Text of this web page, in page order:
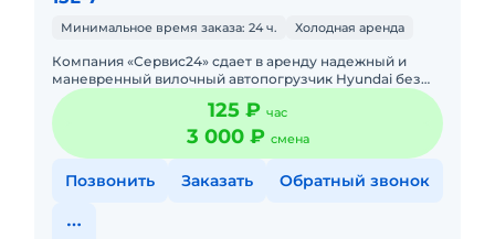
Минимальное время заказа: 24 ч. Холодная аренда
Компания «Сервис24» сдает в аренду надежный и
маневренный вилочный автопогрузчик Hyundai без
оператора. Техника находится в Казани, полностью
обслуж
125 ₽ час
3 000 ₽ смена
Позвонить Заказать Обратный звонок